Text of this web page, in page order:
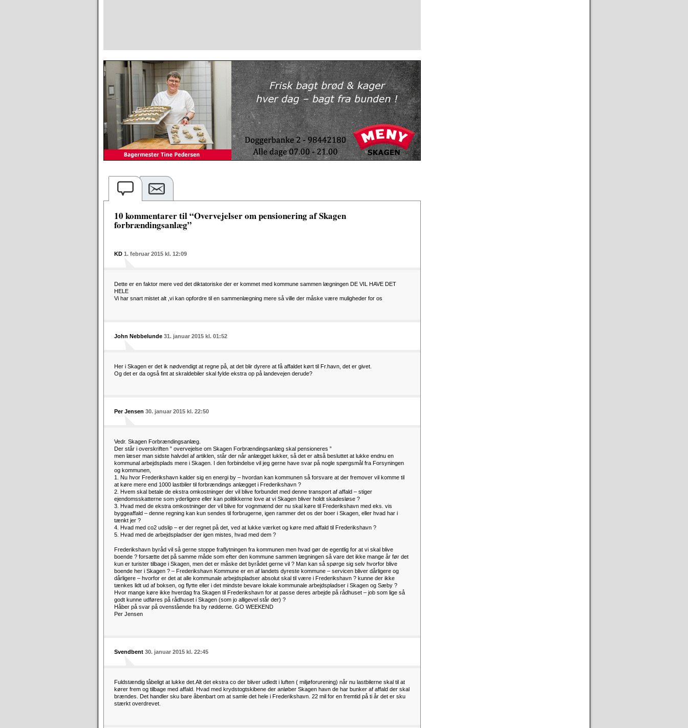
10 kommentarer til “Overvejelser om pensionering af Skagen
forbrændingsanlæg”
KD 1. februar 2015 kl. 12:09
Dette er en faktor mere ved det diktatoriske der er kommet med kommune sammen lægningen DE VIL HAVE DET
HELE
Vi har snart mistet alt ,vi kan opfordre til en sammenlægning mere så ville der måske være muligheder for os
John Nebbelunde 31. januar 2015 kl. 01:52
Her i Skagen er det ik nødvendigt at regne på, at det blir dyrere at få affaldet kørt til Fr.havn, det er givet.
Og det er da også fint at skraldebiler skal fylde ekstra op på landevejen derude?
Per Jensen 30. januar 2015 kl. 22:50
Vedr. Skagen Forbrændingsanlæg.
Der står i overskriften ” overvejelse om Skagen Forbrændingsanlæg skal pensioneres ”
men læser man sidste halvdel af artiklen, står der når anlægget lukker, så det er altså besluttet at lukke endnu en
kommunal arbejdsplads mere i Skagen. I den forbindelse vil jeg gerne have svar på nogle spørgsmål fra Forsyningen
og kommunen,
1. Nu hvor Frederikshavn kalder sig en energi by – hvordan kan kommunen så forsvare at der fremover vil komme til
at køre mere end 1000 lastbiler til forbrændings anlægget i Frederikshavn ?
2. Hvem skal betale de ekstra omkostninger der vil blive forbundet med denne transport af affald – stiger
ejendomsskatterne som yderligere eller kan politikkerne love at vi Skagen bliver holdt skadesløse ?
3. Hvad med de ekstra omkostninger der vil blive for vognmænd der nu skal køre til Frederikshavn med eks. vis
byggeaffald – denne regning kan kun sendes til forbrugerne, igen rammer det os der boer i Skagen, eller hvad har i
tænkt jer ?
4. Hvad med co2 udslip – er der regnet på det, ved at lukke værket og køre med affald til Frederikshavn ?
5. Hvad med de arbejdspladser der igen mistes, hvad med dem ?
Frederikshavn byråd vil så gerne stoppe fraflytningen fra kommunen men hvad gør de egentlig for at vi skal blive
boende ? forsætte det på samme måde som efter den kommune sammen lægningen så vare det ikke mange år før det
kun er turister tilbage i Skagen, men det er måske det byrådet gerne vil ? Man kan så spørge sig selv hvorfor blive
boende her i Skagen ? – Frederikshavn Kommune er en af landets dyreste kommune – servicen bliver dårligere og
dårligere – hvorfor er det at alle kommunale arbejdspladser absolut skal til være i Frederikshavn ? kunne der ikke
tænkes lidt ud af boksen, og flytte eller i det mindste bevare lokale kommunale arbejdspladser i Skagen og Sæby ?
Hvor mange køre ikke hverdag fra Skagen til Frederikshavn for at passe deres arbejde på rådhuset – job som lige så
godt kunne udføres på rådhuset i Skagen (som jo alligevel står der) ?
Håber på svar på ovenstående fra by rødderne. GO WEEKEND
Per Jensen
Svendbent 30. januar 2015 kl. 22:45
Fuldstændig tåbeligt at lukke det.Alt det ekstra co der bliver udledt i luften ( miljøforurening) når nu lastbilerne skal til at
kører frem og tilbage med affald. Hvad med krydstogtskibene der anløber Skagen havn de har bunker af affald der skal
brændes. Det handler sku bare åbenbart om at samle det hele i Frederikshavn. 22 mil for en fremtid på ti år det er sku
stærkt overdrevet.